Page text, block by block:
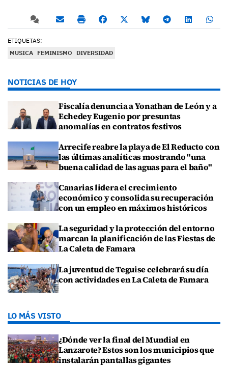
ETIQUETAS:
MUSICA FEMINISMO DIVERSIDAD
NOTICIAS DE HOY
Fiscalía denuncia a Yonathan de León y a
Echedey Eugenio por presuntas
anomalías en contratos festivos
Arrecife reabre la playa de El Reducto con
las últimas analíticas mostrando "una
buena calidad de las aguas para el baño"
Canarias lidera el crecimiento
económico y consolida su recuperación
con un empleo en máximos históricos
La seguridad y la protección del entorno
marcan la planificación de las Fiestas de
La Caleta de Famara
La juventud de Teguise celebrará su día
con actividades en La Caleta de Famara
LO MÁS VISTO
¿Dónde ver la final del Mundial en
Lanzarote? Estos son los municipios que
instalarán pantallas gigantes